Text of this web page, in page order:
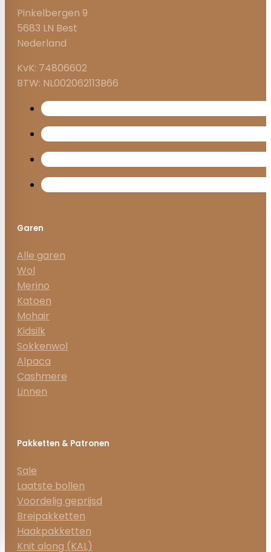
Pinkelbergen 9
5683 LN Best
Nederland
KvK: 74806602
BTW: NL002062113B66
Garen
Alle garen
Wol
Merino
Katoen
Mohair
Kidsilk
Sokkenwol
Alpaca
Cashmere
Linnen
Pakketten & Patronen
Sale
Laatste bollen
Voordelig geprijsd
Breipakketten
Haakpakketten
Knit along (KAL)